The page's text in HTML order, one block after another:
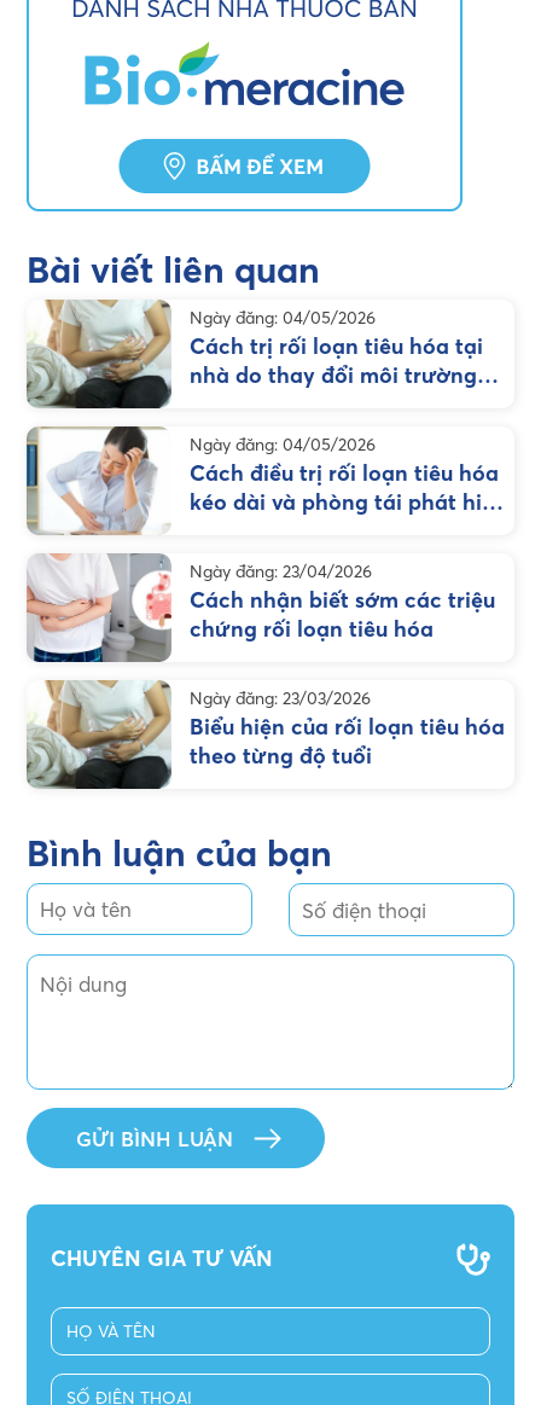
Bài viết liên quan
Ngày đăng: 04/05/2026
Cách trị rối loạn tiêu hóa tại
nhà do thay đổi môi trường
Ngày đăng: 04/05/2026
Cách điều trị rối loạn tiêu hóa
kéo dài và phòng tái phát hiệu
Ngày đăng: 23/04/2026
Cách nhận biết sớm các triệu
chứng rối loạn tiêu hóa
Ngày đăng: 23/03/2026
Biểu hiện của rối loạn tiêu hóa
theo từng độ tuổi
Bình luận của bạn
CHUYÊN GIA TƯ VẤN